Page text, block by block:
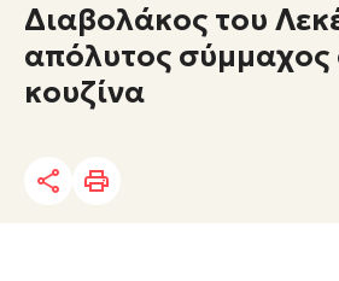
Διαβολάκος του
απόλυτος σύμμαχος
κουζίνα